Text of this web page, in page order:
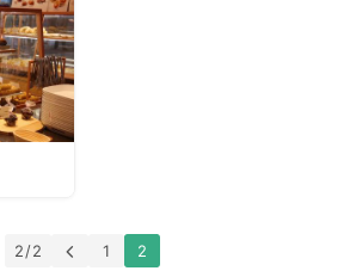
2 / 2 1 2